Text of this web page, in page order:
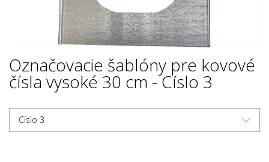
Označovacie šablóny pre kovové
čísla vysoké 30 cm - Císlo 3
Císlo 3